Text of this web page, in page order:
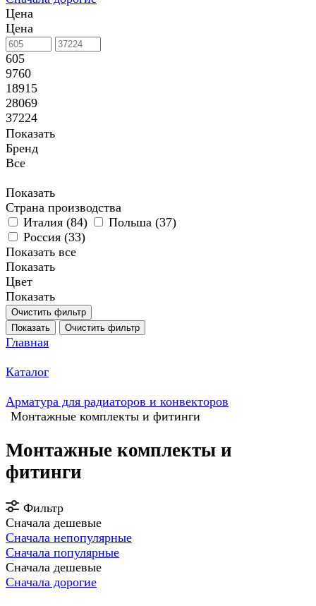
Цена
Цена
605
9760
18915
28069
37224
Показать
Бренд
Все
Показать
Страна производства
Италия (84) Польша (37)
Россия (33)
Показать все
Показать
Цвет
Показать
Очистить фильтр
Показать
Очистить фильтр
Главная
Каталог
Арматура для радиаторов и конвекторов
Монтажные комплекты и фитинги
Монтажные комплекты и
фитинги
Фильтр
Сначала дешевые
Сначала непопулярные
Сначала популярные
Сначала дешевые
Сначала дорогие